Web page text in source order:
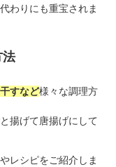
わりにも重宝されま
法
すなど様々な調理方
揚げて唐揚げにして
レシピをご紹介しま